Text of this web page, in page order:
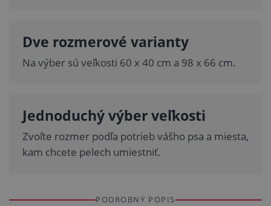
Dve rozmerové varianty
Na výber sú veľkosti 60 x 40 cm a 98 x 66 cm.
Jednoduchý výber veľkosti
Zvoľte rozmer podľa potrieb vášho psa a miesta,
kam chcete pelech umiestniť.
PODROBNÝ POPIS